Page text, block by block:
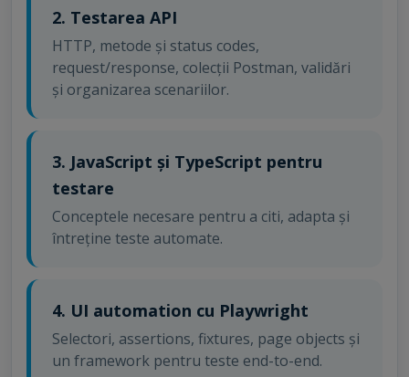
2. Testarea API
HTTP, metode și status codes,
request/response, colecții Postman, validări
și organizarea scenariilor.
3. JavaScript și TypeScript pentru
testare
Conceptele necesare pentru a citi, adapta și
întreține teste automate.
4. UI automation cu Playwright
Selectori, assertions, fixtures, page objects și
un framework pentru teste end-to-end.